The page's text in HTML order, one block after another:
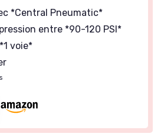
*Central Pneumatic*
entre *90-120 PSI*
voie*